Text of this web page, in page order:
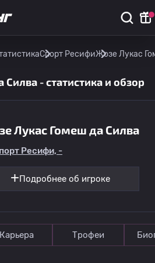
Спорт РесифиЖозе Лукас
- статистика и обзор
Лукас Гомеш да Силва
Ресифи, -
Подробнее об игроке
Карьера Трофеи